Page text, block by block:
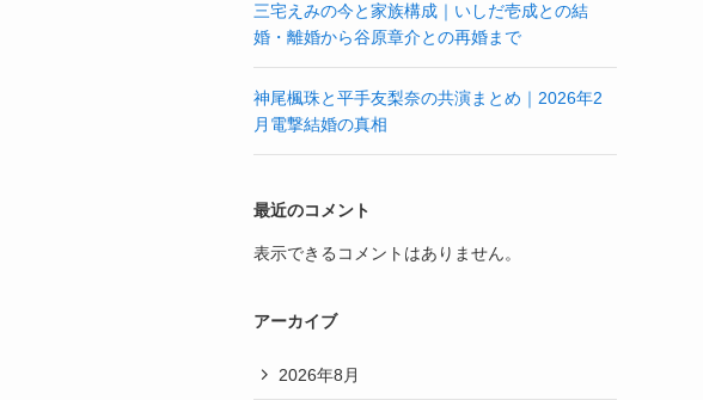
三宅えみの今と家族構成｜いしだ壱成との結
婚・離婚から谷原章介との再婚まで
神尾楓珠と平手友梨奈の共演まとめ｜2026年2
月電撃結婚の真相
最近のコメント
表示できるコメントはありません。
アーカイブ
2026年8月